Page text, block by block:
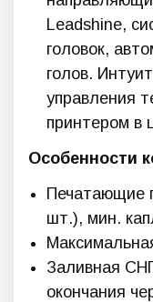
Leadshine,
головок,
голов.
управления
принтером в
Особенности
Печатающие
шт.), мин.
Заливная
окончания